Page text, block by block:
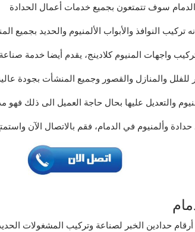
سوف تتمتعون بجميع خدمات أعمال الحدادة
تركيب النوافذ والأبواب الألمنيوم والحديد بجميع
واجهات المنيوم كلادينج، يقدم أيضا خدمة صناعة
والمنازل والقصور وجميع المنشأت بجودة
والتعديل عليها بحال حاجة العميل الى ذلك فهو
وألمنيوم في الدمام، فقم بالاتصال الآن
حدادين الخبر لصناعة وتركيب المشغولات